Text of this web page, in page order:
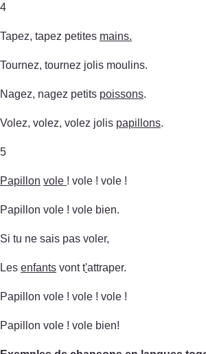
4
Tapez, tapez petites mains.
Tournez, tournez jolis moulins.
Nagez, nagez petits poissons.
Volez, volez, volez jolis papillons.
5
Papillon vole ! vole ! vole !
Papillon vole ! vole bien.
Si tu ne sais pas voler,
Les enfants vont t'attraper.
Papillon vole ! vole ! vole !
Papillon vole ! vole bien!